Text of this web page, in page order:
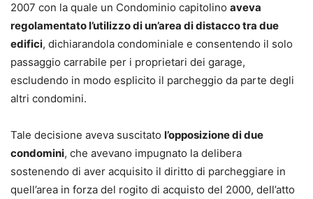
trincea nel mondo del condominio dell’Autore, non solo
come avvocato, ma anche come giornalista, è scritta in
modo chiaro e comprensibile a tutti, professionisti e non,
amministratori e condòmini, per fornire la chiave per
risolvere i problemi più ricorrenti.
Avvocato cassazionista, giornalista pubblicista, politico e
appassionato d’arte. Da sempre cultore del diritto
condominiale che ritiene materia da studiare non solo
sotto il punto di vista giuridico. Già autore di monografie,
2007 con la quale un Condominio capitolino aveva
regolamentato l’utilizzo di un’area di distacco tra due
edifici, dichiarandola condominiale e consentendo il solo
passaggio carrabile per i proprietari dei garage,
escludendo in modo esplicito il parcheggio da parte degli
altri condomini.
Tale decisione aveva suscitato l’opposizione di due
condomini, che avevano impugnato la delibera
sostenendo di aver acquisito il diritto di parcheggiare in
quell’area in forza del rogito di acquisto del 2000, dell’atto